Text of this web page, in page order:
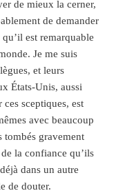
de mieux la cerner,
de demander
est remarquable
Je me suis
et leurs
États-Unis, aussi
sceptiques, est
avec beaucoup
tombés gravement
la confiance qu’ils
dans un autre
de douter.